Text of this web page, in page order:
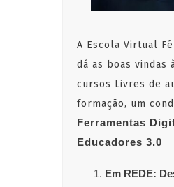
A Escola Virtual
dá as boas vindas
cursos Livres de
formação, um
Ferramentas
Educadores 3.0
Em REDE: